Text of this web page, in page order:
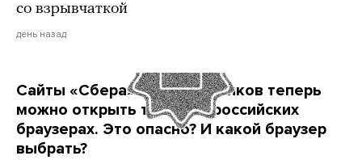
со взрывчаткой
день назад
Сайты «Сбера» и других банков теперь
можно открыть только в российских
браузерах. Это опасно? И какой браузер
выбрать?